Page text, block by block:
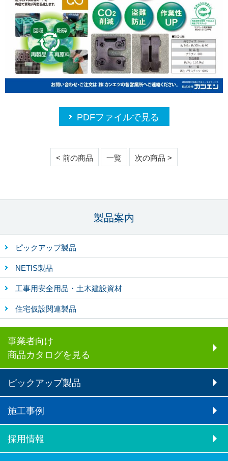
PDFファイルで見る
< 前の商品 一覧 次の商品 >
製品案内
ピックアップ製品
NETIS製品
工事用安全用品・土木建設資材
住宅仮設関連製品
事業者向け
商品カタログを見る
ピックアップ製品
施工事例
採用情報